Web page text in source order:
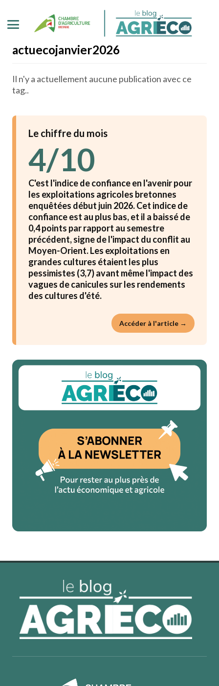
actuecojanvier2026
Il n'y a actuellement aucune publication avec ce
tag..
Le chiffre du mois
4/10
C'est l'indice de confiance en l'avenir pour
les exploitations agricoles bretonnes
enquêtées début juin 2026. Cet indice de
confiance est au plus bas, et il a baissé de
0,4 points par rapport au semestre
précédent, signe de l'impact du conflit au
Moyen-Orient. Les exploitations en
grandes cultures étaient les plus
pessimistes (3,7) avant même l'impact des
vagues de canicules sur les rendements
des cultures d'été.
Accéder à l'article →